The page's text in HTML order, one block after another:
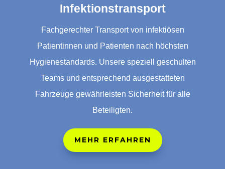
Infektionstransport
Fachgerechter Transport von infektiösen
Patientinnen und Patienten nach höchsten
Hygienestandards. Unsere speziell geschulten
Teams und entsprechend ausgestatteten
Fahrzeuge gewährleisten Sicherheit für alle
Beteiligten.
MEHR ERFAHREN